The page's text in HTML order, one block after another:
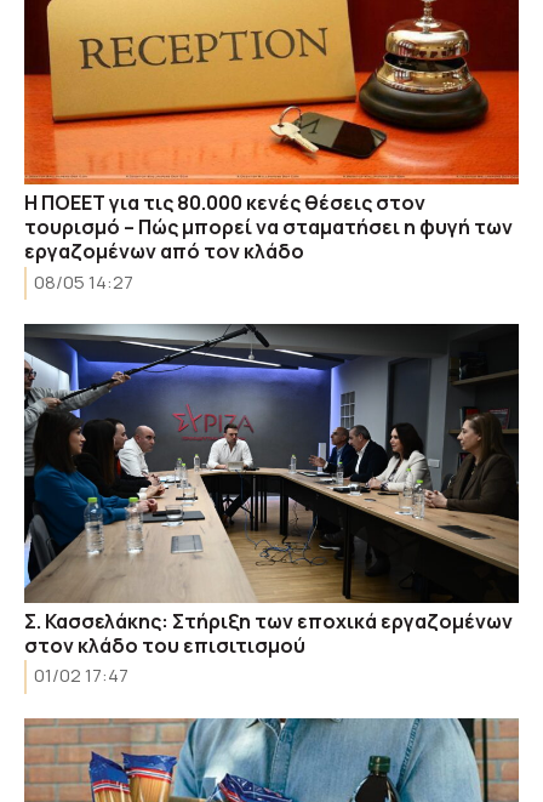
Η ΠΟΕΕΤ για τις 80.000 κενές θέσεις στον
τουρισμό – Πώς μπορεί να σταματήσει η φυγή των
εργαζομένων από τον κλάδο
08/05 14:27
Σ. Κασσελάκης: Στήριξη των εποχικά εργαζομένων
στον κλάδο του επισιτισμού
01/02 17:47